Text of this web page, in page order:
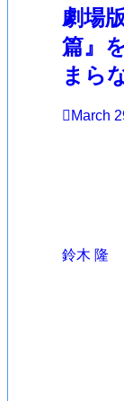
劇場
篇』
まら
March
鈴木 隆